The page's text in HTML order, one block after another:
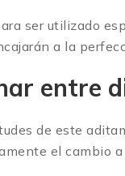
ser utilizado
a la
entre
de este
el cambio